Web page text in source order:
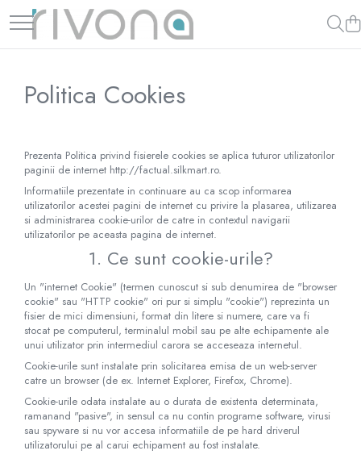
Placute & Semnalistica
Institutii publice
Decor evenimente
Evenimente corporate
Cadouri personalizate premium
Tablouri din sticla acrilica
Arbori Aurii Contemporani
Siluete & Portrete Artistice
Tablouri cu orase celebre
Texturi Abstracte
Politica Cookies
Prezenta Politica privind fisierele cookies se aplica tuturor utilizatorilor
paginii de internet http://factual.silkmart.ro.
Informatiile prezentate in continuare au ca scop informarea
utilizatorilor acestei pagini de internet cu privire la plasarea, utilizarea
si administrarea cookie-urilor de catre in contextul navigarii
utilizatorilor pe aceasta pagina de internet.
1. Ce sunt cookie-urile?
Un "internet Cookie" (termen cunoscut si sub denumirea de "browser
cookie" sau "HTTP cookie" ori pur si simplu "cookie") reprezinta un
fisier de mici dimensiuni, format din litere si numere, care va fi
stocat pe computerul, terminalul mobil sau pe alte echipamente ale
unui utilizator prin intermediul carora se acceseaza internetul.
Cookie-urile sunt instalate prin solicitarea emisa de un web-server
catre un browser (de ex. Internet Explorer, Firefox, Chrome).
Cookie-urile odata instalate au o durata de existenta determinata,
ramanand "pasive", in sensul ca nu contin programe software, virusi
sau spyware si nu vor accesa informatiile de pe hard driverul
utilizatorului pe al carui echipament au fost instalate.